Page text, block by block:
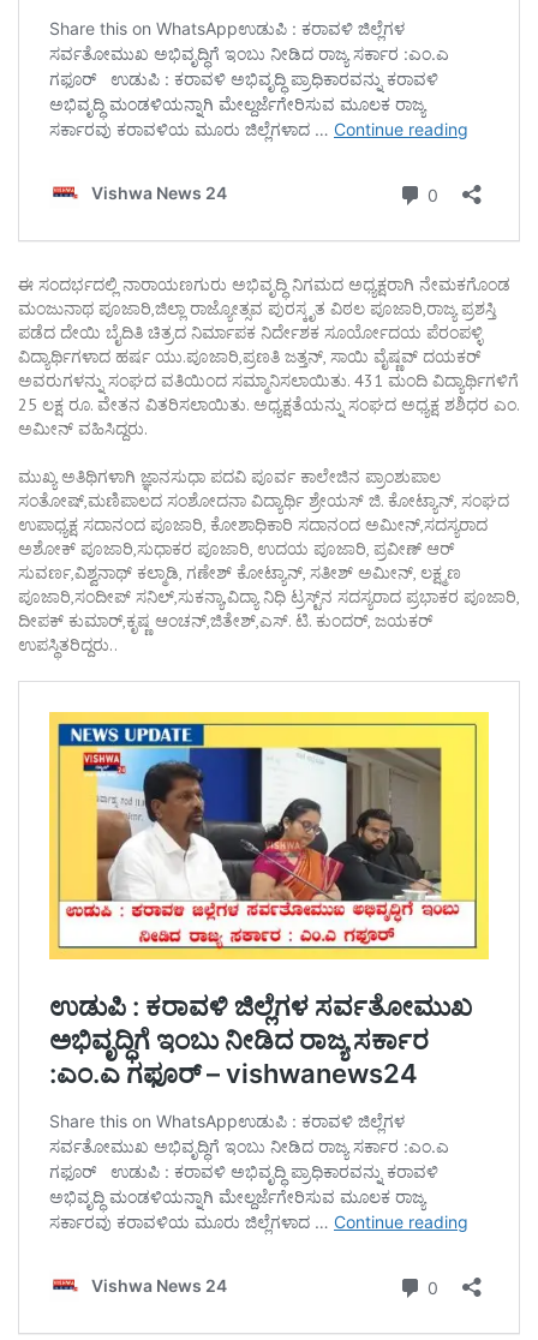
ಈ ಸಂದರ್ಭದಲ್ಲಿ ನಾರಾಯಣಗುರು ಅಭಿವೃದ್ಧಿ ನಿಗಮದ ಅಧ್ಯಕ್ಷರಾಗಿ ನೇಮಕಗೊಂಡ
ಮಂಜುನಾಥ ಪೂಜಾರಿ,ಜಿಲ್ಲಾ ರಾಜ್ಯೋತ್ಸವ ಪುರಸ್ಕೃತ ವಿಠಲ ಪೂಜಾರಿ,ರಾಜ್ಯ ಪ್ರಶಸ್ತಿ
ಪಡೆದ ದೇಯಿ ಬೈದಿತಿ ಚಿತ್ರದ ನಿರ್ಮಾಪಕ ನಿರ್ದೇಶಕ ಸೂರ್ಯೋದಯ ಪೆರಂಪಳ್ಳಿ
ವಿದ್ಯಾರ್ಥಿಗಳಾದ ಹರ್ಷ ಯು.ಪೂಜಾರಿ,ಪ್ರಣತಿ ಜತ್ತನ್, ಸಾಯಿ ವೈಷ್ಣವ್ ದಯಕರ್
ಅವರುಗಳನ್ನು ಸಂಘದ ವತಿಯಿಂದ ಸಮ್ಮಾನಿಸಲಾಯಿತು. 431 ಮಂದಿ ವಿದ್ಯಾರ್ಥಿಗಳಿಗೆ
25 ಲಕ್ಷ ರೂ. ವೇತನ ವಿತರಿಸಲಾಯಿತು. ಅಧ್ಯಕ್ಷತೆಯನ್ನು ಸಂಘದ ಅಧ್ಯಕ್ಷ ಶಶಿಧರ ಎಂ.
ಅಮೀನ್ ವಹಿಸಿದ್ದರು.
ಮುಖ್ಯ ಅತಿಥಿಗಳಾಗಿ ಜ್ಞಾನಸುಧಾ ಪದವಿ ಪೂರ್ವ ಕಾಲೇಜಿನ ಪ್ರಾಂಶುಪಾಲ
ಸಂತೋಷ್,ಮಣಿಪಾಲದ ಸಂಶೋದನಾ ವಿದ್ಯಾರ್ಥಿ ಶ್ರೇಯಸ್ ಜಿ. ಕೋಟ್ಯಾನ್, ಸಂಘದ
ಉಪಾಧ್ಯಕ್ಷ ಸದಾನಂದ ಪೂಜಾರಿ, ಕೋಶಾಧಿಕಾರಿ ಸದಾನಂದ ಅಮೀನ್,ಸದಸ್ಯರಾದ
ಅಶೋಕ್ ಪೂಜಾರಿ,ಸುಧಾಕರ ಪೂಜಾರಿ, ಉದಯ ಪೂಜಾರಿ, ಪ್ರವೀಣ್ ಆರ್
ಸುವರ್ಣ,ವಿಶ್ವನಾಥ್ ಕಲ್ಮಾಡಿ, ಗಣೇಶ್ ಕೋಟ್ಯಾನ್, ಸತೀಶ್ ಅಮೀನ್, ಲಕ್ಷ್ಮಣ
ಪೂಜಾರಿ,ಸಂದೀಪ್ ಸನಿಲ್,ಸುಕನ್ಯಾ,ವಿದ್ಯಾ ನಿಧಿ ಟ್ರಸ್ಟ್‌ನ ಸದಸ್ಯರಾದ ಪ್ರಭಾಕರ ಪೂಜಾರಿ,
ದೀಪಕ್ ಕುಮಾರ್,ಕೃಷ್ಣ ಆಂಚನ್,ಜಿತೇಶ್,ಎಸ್. ಟಿ. ಕುಂದರ್, ಜಯಕರ್
ಉಪಸ್ಥಿತರಿದ್ದರು..